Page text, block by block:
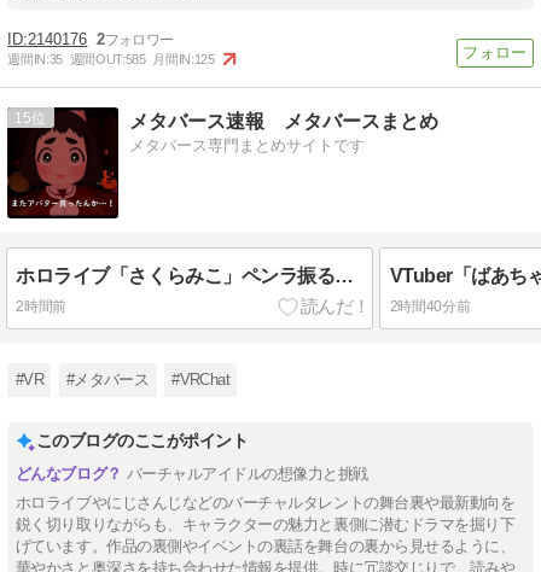
2140176 2
週間IN:35 週間OUT:585 月間IN:125
15 メタバース速報 メタバースまとめ
メタバース専門まとめサイトです
ホロライブ「さくらみこ」ペンラ振る動作で体調崩す？ホロドリで画面酔いして凸待ち1時間で切り上げる「雪花ラミィ」コラボ配信に向けてゆっくり休む
2時間前 2時間40分前
#VR #メタバース #VRChat
このブログのここがポイント
バーチャルアイドルの想像力と挑戦
ホロライブやにじさんじなどのバーチャルタレントの舞台裏や最新動向を
鋭く切り取りながらも、キャラクターの魅力と裏側に潜むドラマを掘り下
げています。作品の裏側やイベントの裏話を舞台の裏から見せるように、
華やかさと奥深さを持ち合わせた情報を提供。時に冗談交じりで、読みや